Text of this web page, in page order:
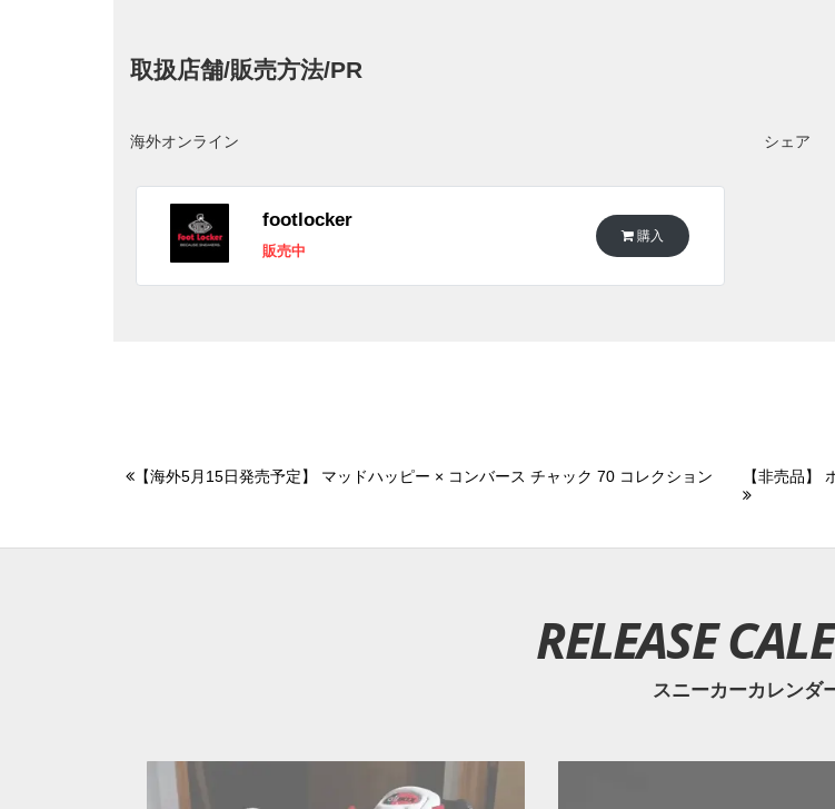
取扱店舗/販売方法/PR
海外オンライン
footlocker
販売中
購入
シェア
【海外5月15日発売予定】 マッドハッピー × コンバース チャック 70 コレクション 【非売品】
RELEASE
スニーカーカレンダ